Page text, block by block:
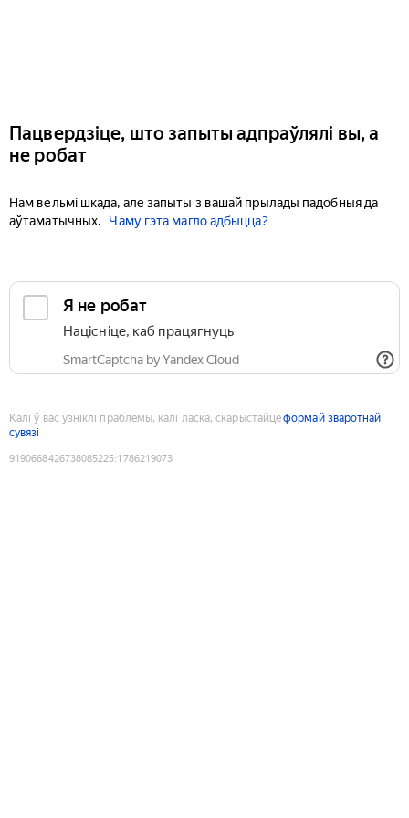
Пацвердзіце, што запыты адпраўлялі вы, а
не робат
Нам вельмі шкада, але запыты з вашай прылады падобныя да
аўтаматычных.
Чаму гэта магло адбыцца?
Я не робат
Націсніце, каб працягнуць
SmartCaptcha by Yandex Cloud
Калі ў вас узніклі праблемы, калі ласка, скарыстайцеформай зваротнай
сувязі
9190668426738085225:1786219073